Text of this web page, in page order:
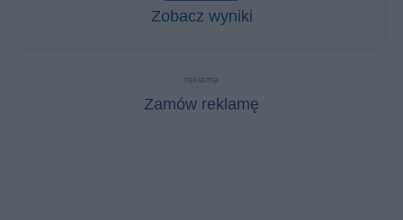
Zobacz wyniki
reklama
Zamów reklamę